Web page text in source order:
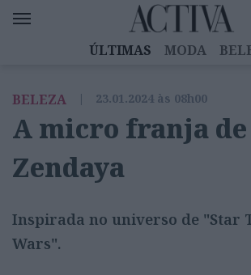
ÚLTIMAS MODA
EMOÇÕES
MULHERES
DIZ QUEM SABE
ACTIVA
BELEZA | 23.01.2024 às 08h00
A micro franja de
Zendaya
Inspirada no universo de "Star
Wars".